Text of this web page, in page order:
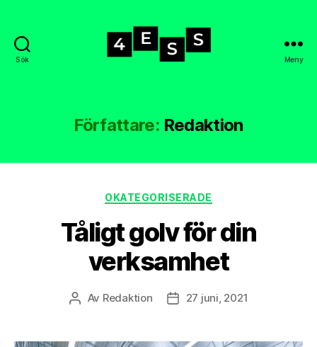
Sök Meny
Författare: Redaktion
Kategorier
OKATEGORISERADE
Tåligt golv för din
verksamhet
Inläggsförfattare
Av Redaktion Inläggsdatum
27 juni, 2021